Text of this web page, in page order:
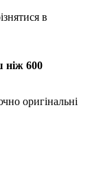
в
ніж 600
оригінальні